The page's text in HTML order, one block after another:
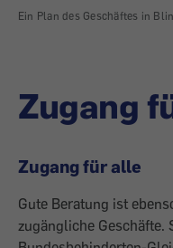
Ein Plan des Geschäftes in
Zugang
Zugang für alle
Gute Beratung ist
zugängliche Geschäfte.